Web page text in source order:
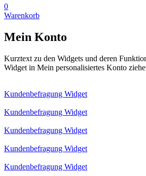
0
Warenkorb
Mein Konto
Kurztext zu den Widgets und deren
Widget in Mein personalisiertes Konto
Kundenbefragung Widget
Kundenbefragung Widget
Kundenbefragung Widget
Kundenbefragung Widget
Kundenbefragung Widget